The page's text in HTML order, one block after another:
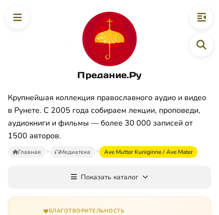
Предание.Ру
Крупнейшая коллекция православного аудио и видео
в Рунете. С 2005 года собираем лекции, проповеди,
аудиокниги и фильмы — более 30 000 записей от
1500 авторов.
Главная Медиатека Ave Mutter Kuniginne / Ave Mater
Показать каталог
БЛАГОТВОРИТЕЛЬНОСТЬ